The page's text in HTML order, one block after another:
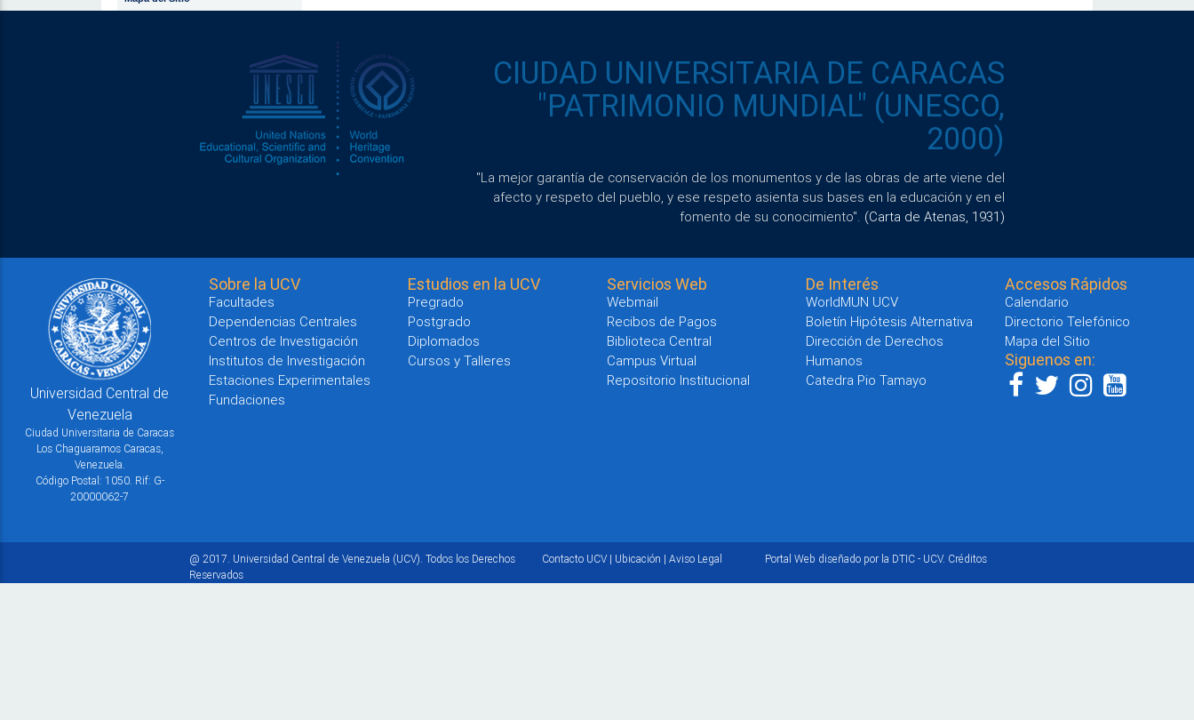
CIUDAD UNIVERSITARIA DE CARACAS
"PATRIMONIO MUNDIAL" (UNESCO,
2000)
"La mejor garantía de conservación de los monumentos y de las obras de arte viene del
afecto y respeto del pueblo, y ese respeto asienta sus bases en la educación y en el
fomento de su conocimiento". (Carta de Atenas, 1931)
Universidad Central de
Venezuela
Ciudad Universitaria de Caracas
Los Chaguaramos Caracas,
Venezuela.
Código Postal: 1050. Rif: G-
20000062-7
Sobre la UCV
Facultades
Dependencias Centrales
Centros de Investigación
Institutos de Investigación
Estaciones Experimentales
Fundaciones
Estudios en la UCV
Pregrado
Postgrado
Diplomados
Cursos y Talleres
Servicios Web
Webmail
Recibos de Pagos
Biblioteca Central
Campus Virtual
Repositorio Institucional
De Interés
WorldMUN UCV
Boletín Hipótesis Alternativa
Dirección de Derechos
Humanos
Catedra Pio Tamayo
Accesos Rápidos
Calendario
Directorio Telefónico
Mapa del Sitio
Siguenos en:
@ 2017. Universidad Central de Venezuela (UCV). Todos los Derechos
Reservados
Contacto UCV| Ubicación | Aviso Legal Portal Web diseñado por la DTIC - UCV. Créditos